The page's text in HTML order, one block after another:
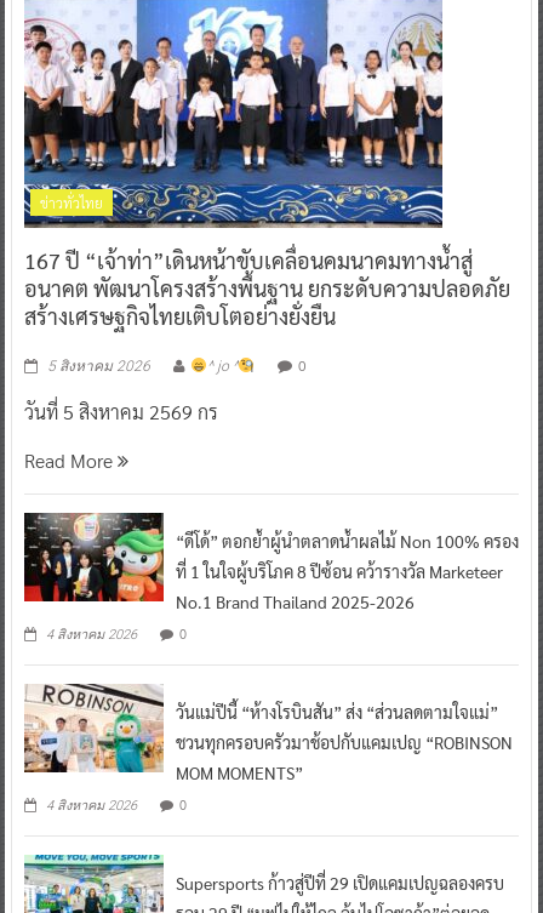
ข่าวทั่วไทย
167 ปี “เจ้าท่า”เดินหน้าขับเคลื่อนคมนาคมทางน้ำสู่
อนาคต พัฒนาโครงสร้างพื้นฐาน ยกระดับความปลอดภัย
สร้างเศรษฐกิจไทยเติบโตอย่างยั่งยืน
5 สิงหาคม 2026 ^ jo ^ 0
วันที่ 5 สิงหาคม 2569 กร
Read More
“ดีโด้” ตอกย้ำผู้นำตลาดน้ำผลไม้ Non 100% ครอง
ที่ 1 ในใจผู้บริโภค 8 ปีซ้อน คว้ารางวัล Marketeer
No.1 Brand Thailand 2025-2026
4 สิงหาคม 2026 0
วันแม่ปีนี้ “ห้างโรบินสัน” ส่ง “ส่วนลดตามใจแม่”
ชวนทุกครอบครัวมาช้อปกับแคมเปญ “ROBINSON
MOM MOMENTS”
4 สิงหาคม 2026 0
Supersports ก้าวสู่ปีที่ 29 เปิดแคมเปญฉลองครบ